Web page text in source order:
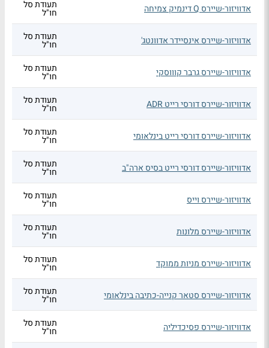
אדוויזור-שיירס Q דינמיק צמיחה תעודת סל
חו"ל
אדוויזור-שיירס אינסיידר אדוונטג' תעודת סל
חו"ל
אדוויזור-שיירס גרבר קוווסקי תעודת סל
חו"ל
אדוויזור-שיירס דורסי רייט ADR תעודת סל
חו"ל
אדוויזור-שיירס דורסי רייט בינלאומי תעודת סל
חו"ל
אדוויזור-שיירס דורסי רייט בסיס ארה"ב תעודת סל
חו"ל
אדוויזור-שיירס וייס תעודת סל
חו"ל
אדוויזור-שיירס מלונות תעודת סל
חו"ל
אדוויזור-שיירס מניות ממוקד תעודת סל
חו"ל
אדוויזור-שיירס סטאר קנייה-כתיבה בינלאומי תעודת סל
חו"ל
אדוויזור-שיירס פסיכדיליה תעודת סל
חו"ל